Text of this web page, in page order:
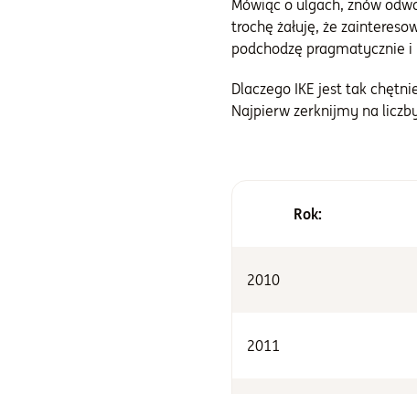
Mówiąc o ulgach, znów
trochę żałuję, że
podchodzę pragmatycznie i
Dlaczego IKE jest tak
Najpierw zerknijmy na
Rok:
2010
2011